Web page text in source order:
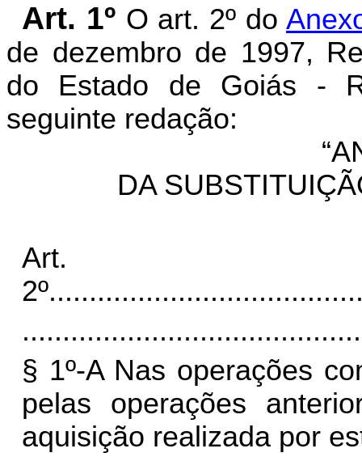
Art. 1º O art. 2º do
de dezembro de 1997,
do Estado de Goiás -
seguinte redação:
DA
Art.
2º
§ 1º-A Nas operações
pelas operações
aquisição realizada por